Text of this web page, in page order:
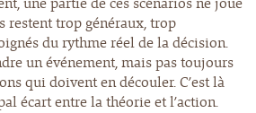
restent trop généraux, trop
du rythme réel de la décision.
un événement, mais pas toujours
qui doivent en découler. C’est là
écart entre la théorie et l’action.